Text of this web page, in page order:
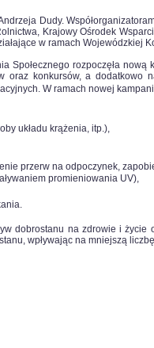
Dudy.
Krajowy Ośrodek
w ramach Wojewódzkiej
rozpoczęła nową
konkursów, a dodatkowo
W ramach nowej
układu krążenia, itp.),
przerw na odpoczynek,
promieniowania UV),
dobrostanu na zdrowie i
wpływając na mniejszą